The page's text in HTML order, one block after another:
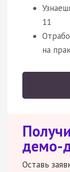
11
на
демо-
Оставь